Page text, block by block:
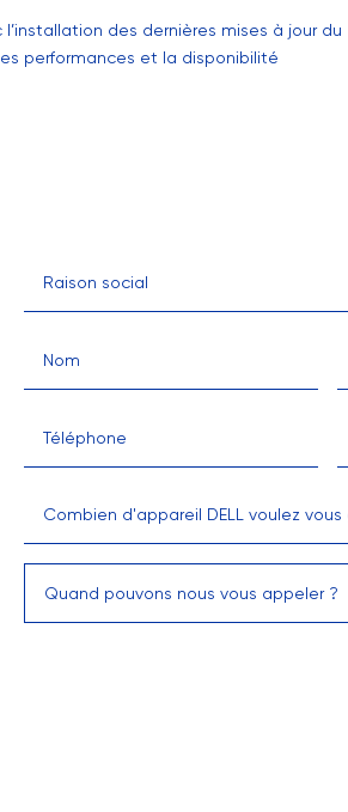
des dernières mises à jour du
performances et la disponibilité